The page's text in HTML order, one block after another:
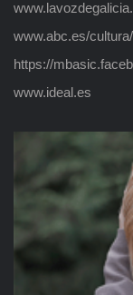
www.abc.es/
https://
www.ideal.es